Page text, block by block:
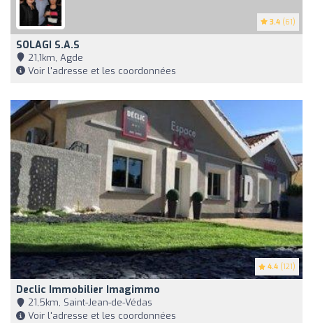
3.4 (61)
SOLAGI S.A.S
21,1km, Agde
Voir l'adresse et les coordonnées
4.4 (121)
Declic Immobilier Imagimmo
21,5km, Saint-Jean-de-Védas
Voir l'adresse et les coordonnées